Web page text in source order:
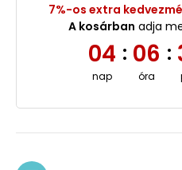
7%-os extra
A kosárban adja
04
nap
: 06
óra
: